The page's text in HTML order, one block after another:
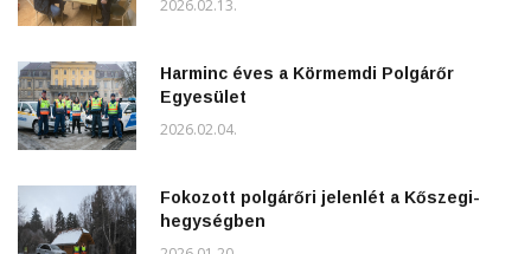
2026.02.13.
Harminc éves a Körmemdi Polgárőr
Egyesület
2026.02.04.
Fokozott polgárőri jelenlét a Kőszegi-
hegységben